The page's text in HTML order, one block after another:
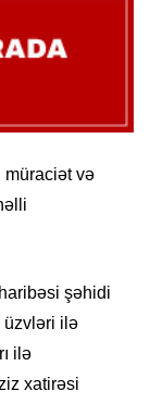
müraciət və
şəhidi
üzvləri ilə
ilə
xatirəsi